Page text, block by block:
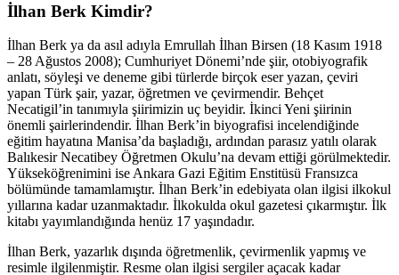
İlhan Berk Kimdir?
İlhan Berk ya da asıl adıyla Emrullah İlhan Birsen (18 Kasım 1918
– 28 Ağustos 2008); Cumhuriyet Dönemi’nde şiir, otobiyografik
anlatı, söyleşi ve deneme gibi türlerde birçok eser yazan, çeviri
yapan Türk şair, yazar, öğretmen ve çevirmendir. Behçet
Necatigil’in tanımıyla şiirimizin uç beyidir. İkinci Yeni şiirinin
önemli şairlerindendir. İlhan Berk’in biyografisi incelendiğinde
eğitim hayatına Manisa’da başladığı, ardından parasız yatılı olarak
Balıkesir Necatibey Öğretmen Okulu’na devam ettiği görülmektedir.
Yükseköğrenimini ise Ankara Gazi Eğitim Enstitüsü Fransızca
bölümünde tamamlamıştır. İlhan Berk’in edebiyata olan ilgisi ilkokul
yıllarına kadar uzanmaktadır. İlkokulda okul gazetesi çıkarmıştır. İlk
kitabı yayımlandığında henüz 17 yaşındadır.
İlhan Berk, yazarlık dışında öğretmenlik, çevirmenlik yapmış ve
resimle ilgilenmiştir. Resme olan ilgisi sergiler açacak kadar